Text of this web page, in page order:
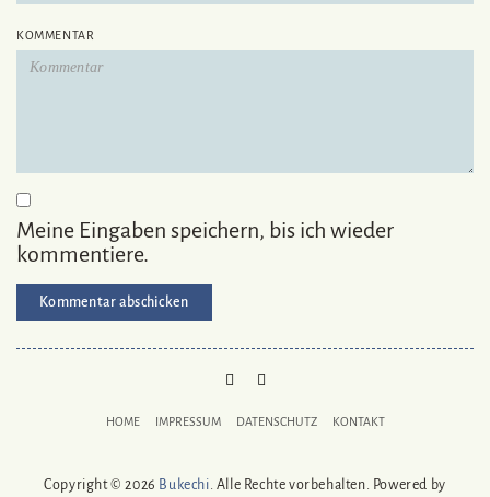
KOMMENTAR
Meine Eingaben speichern, bis ich wieder
kommentiere.
TO
BUKECHI
HOME IMPRESSUM DATENSCHUTZ KONTAKT
Copyright © 2026 Bukechi. Alle Rechte vorbehalten. Powered by